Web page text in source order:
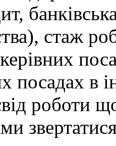
стаж
посадах в
роботи